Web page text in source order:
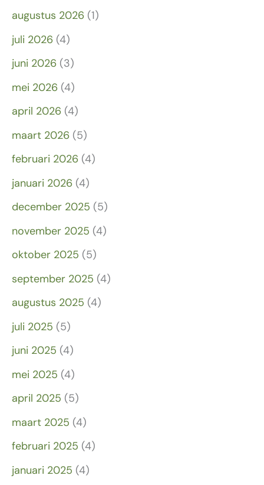
augustus 2026 (1)
juli 2026 (4)
juni 2026 (3)
mei 2026 (4)
april 2026 (4)
maart 2026 (5)
februari 2026 (4)
januari 2026 (4)
december 2025 (5)
november 2025 (4)
oktober 2025 (5)
september 2025 (4)
augustus 2025 (4)
juli 2025 (5)
juni 2025 (4)
mei 2025 (4)
april 2025 (5)
maart 2025 (4)
februari 2025 (4)
januari 2025 (4)